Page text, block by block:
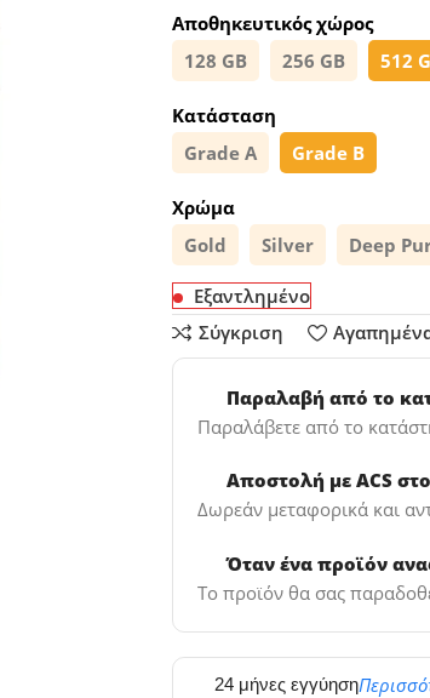
Αποθηκευτικός χώρος
128 GB
256 GB 512
Κατάσταση
Grade A
Grade B
Χρώμα
Gold
Silver Deep
Εξαντλημένο
Σύγκριση
Παραλαβή από το
Παραλάβετε από το
Αποστολή με ACS
Δωρεάν μεταφορικά και
Όταν ένα προϊόν
Το προϊόν θα σας
24 μήνες εγγύηση